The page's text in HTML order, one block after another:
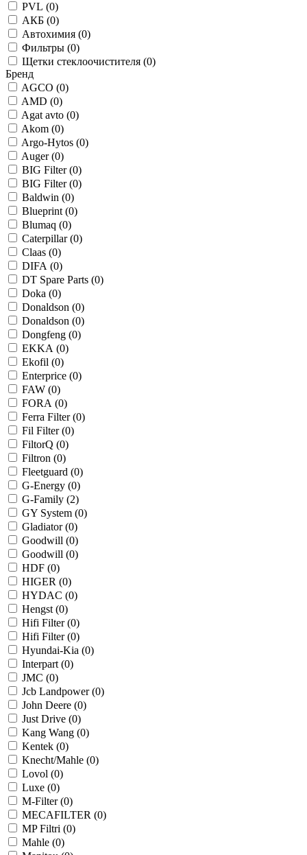
PVL (0)
АКБ (0)
Автохимия (0)
Фильтры (0)
Щетки стеклоочистителя (0)
Бренд
AGCO (0)
AMD (0)
Agat avto (0)
Akom (0)
Argo-Hytos (0)
Auger (0)
BIG Filter (0)
BIG Filter (0)
Baldwin (0)
Blueprint (0)
Blumaq (0)
Caterpillar (0)
Claas (0)
DIFA (0)
DT Spare Parts (0)
Doka (0)
Donaldson (0)
Donaldson (0)
Dongfeng (0)
EKKA (0)
Ekofil (0)
Enterprice (0)
FAW (0)
FORA (0)
Ferra Filter (0)
Fil Filter (0)
FiltorQ (0)
Filtron (0)
Fleetguard (0)
G-Energy (0)
G-Family (2)
GY System (0)
Gladiator (0)
Goodwill (0)
Goodwill (0)
HDF (0)
HIGER (0)
HYDAC (0)
Hengst (0)
Hifi Filter (0)
Hifi Filter (0)
Hyundai-Kia (0)
Interpart (0)
JMC (0)
Jcb Landpower (0)
John Deere (0)
Just Drive (0)
Kang Wang (0)
Kentek (0)
Knecht/Mahle (0)
Lovol (0)
Luxe (0)
M-Filter (0)
MECAFILTER (0)
MP Filtri (0)
Mahle (0)